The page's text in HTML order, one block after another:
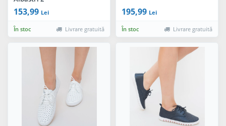
153,99 Lei
În stoc Livrare gratuită
195,99 Lei
În stoc Livrare gratuită